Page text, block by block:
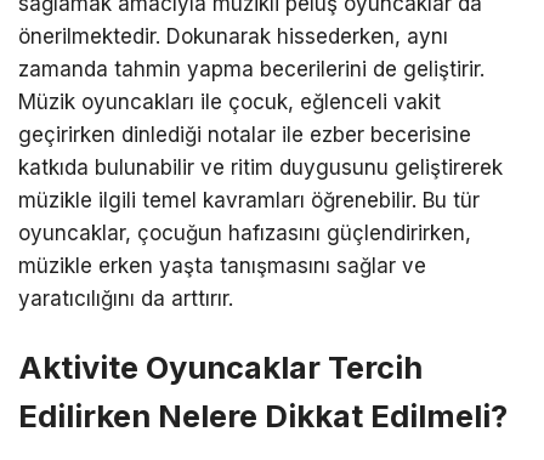
önerilmektedir. Dokunarak hissederken, aynı
zamanda tahmin yapma becerilerini de geliştirir.
Müzik oyuncakları ile çocuk, eğlenceli vakit
geçirirken dinlediği notalar ile ezber becerisine
katkıda bulunabilir ve ritim duygusunu geliştirerek
müzikle ilgili temel kavramları öğrenebilir. Bu tür
oyuncaklar, çocuğun hafızasını güçlendirirken,
müzikle erken yaşta tanışmasını sağlar ve
yaratıcılığını da arttırır.
Aktivite Oyuncaklar Tercih
Edilirken Nelere Dikkat Edilmeli?